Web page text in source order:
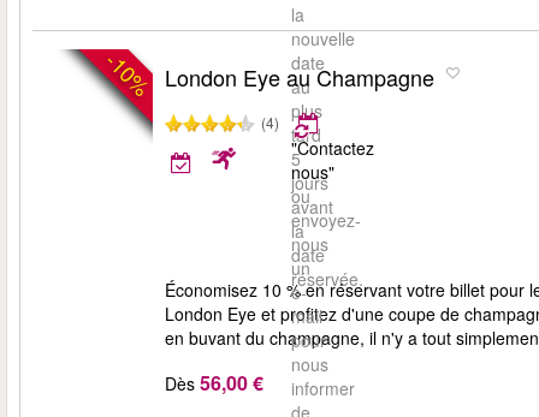
la
nouvelle
date
au
plus
tard
5
jours
avant
la
date
réservée.
-10% London Eye au Champagne
(4)
"Contactez
nous"
ou
envoyez-
nous
un
e-
mail
pour
nous
informer
Économisez 10 % en réservant votre billet pour
London Eye et profitez d'une coupe de
en buvant du champagne, il n'y a tout
Dès 56,00 €